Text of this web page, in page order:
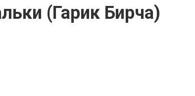
(Гарик Бирча)